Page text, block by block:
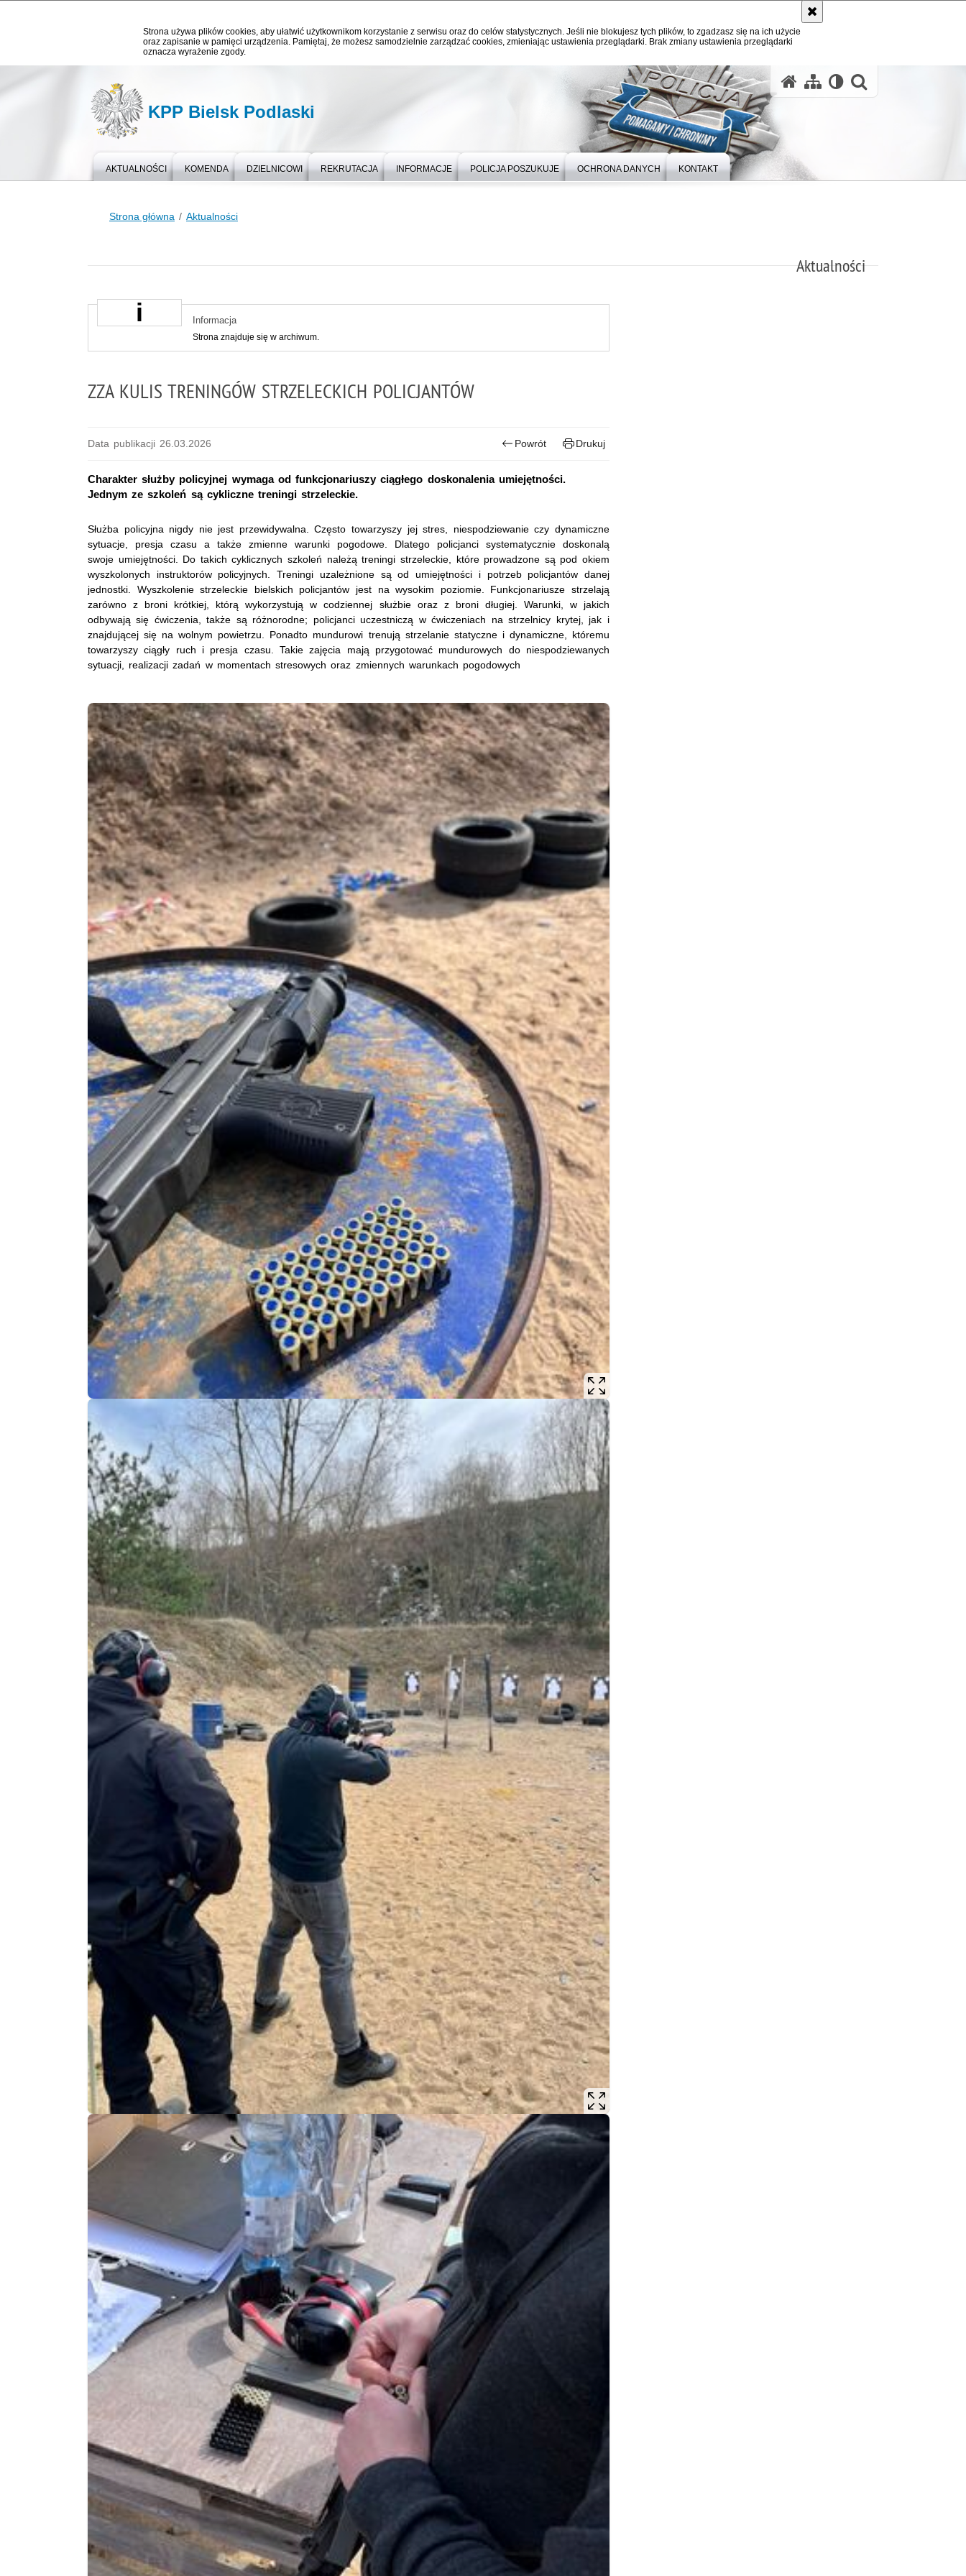
Strona używa plików cookies, aby ułatwić użytkownikom korzystanie z serwisu oraz do celów statystycznych. Jeśli nie blokujesz tych plików, to zgadzasz się na ich użycie
oraz zapisanie w pamięci urządzenia. Pamiętaj, że możesz samodzielnie zarządzać cookies, zmieniając ustawienia przeglądarki. Brak zmiany ustawienia przeglądarki
oznacza wyrażenie zgody.
KPP Bielsk Podlaski
AKTUALNOŚCI KOMENDA DZIELNICOWI REKRUTACJA INFORMACJE POLICJA POSZUKUJE OCHRONA DANYCH KONTAKT
Strona główna Aktualności
Aktualności
Informacja
Strona znajduje się w archiwum.
ZZA KULIS TRENINGÓW STRZELECKICH POLICJANTÓW
Data publikacji 26.03.2026 Powrót Drukuj
Charakter służby policyjnej wymaga od funkcjonariuszy ciągłego doskonalenia umiejętności.
Jednym ze szkoleń są cykliczne treningi strzeleckie.
Służba policyjna nigdy nie jest przewidywalna. Często towarzyszy jej stres, niespodziewanie czy dynamiczne
sytuacje, presja czasu a także zmienne warunki pogodowe. Dlatego policjanci systematycznie doskonalą
swoje umiejętności. Do takich cyklicznych szkoleń należą treningi strzeleckie, które prowadzone są pod okiem
wyszkolonych instruktorów policyjnych. Treningi uzależnione są od umiejętności i potrzeb policjantów danej
jednostki. Wyszkolenie strzeleckie bielskich policjantów jest na wysokim poziomie. Funkcjonariusze strzelają
zarówno z broni krótkiej, którą wykorzystują w codziennej służbie oraz z broni długiej. Warunki, w jakich
odbywają się ćwiczenia, także są różnorodne; policjanci uczestniczą w ćwiczeniach na strzelnicy krytej, jak i
znajdującej się na wolnym powietrzu. Ponadto mundurowi trenują strzelanie statyczne i dynamiczne, któremu
towarzyszy ciągły ruch i presja czasu. Takie zajęcia mają przygotować mundurowych do niespodziewanych
sytuacji, realizacji zadań w momentach stresowych oraz zmiennych warunkach pogodowych